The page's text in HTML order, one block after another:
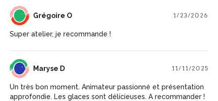
GO Grégoire O 1/23/2026
Super atelier, je recommande !
MD Maryse D 11/11/2025
Un très bon moment. Animateur passionné et présentation
approfondie. Les glaces sont délicieuses. A recommander !